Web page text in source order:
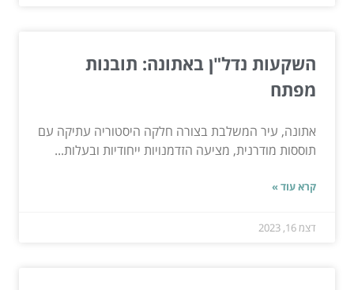
השקעות נדל"ן באתונה: תובנות
מפתח
אתונה, עיר המשלבת בצורה חלקה היסטוריה עתיקה עם
תוססות מודרנית, מציעה הזדמנויות ייחודיות ובעלות...
קרא עוד »
דצמ 16, 2023